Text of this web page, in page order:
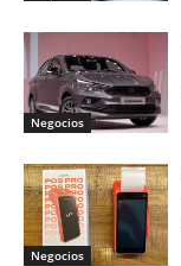
Negocios
Negocios